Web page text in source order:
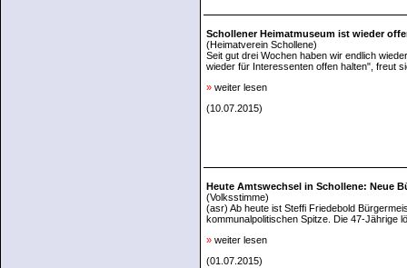
Schollener Heimatmuseum ist wieder
(Heimatverein Schollene)
Seit gut drei Wochen haben wir endlich
wieder für Interessenten offen halten", freut
» weiter lesen
(10.07.2015)
Heute Amtswechsel in Schollene: Neue
(Volksstimme)
(asr) Ab heute ist Steffi Friedebold
kommunalpolitischen Spitze. Die 47-Jährige
» weiter lesen
(01.07.2015)